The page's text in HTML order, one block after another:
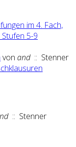
im 4. Fach,
5-9
von and:: Stenner
:: Stenner